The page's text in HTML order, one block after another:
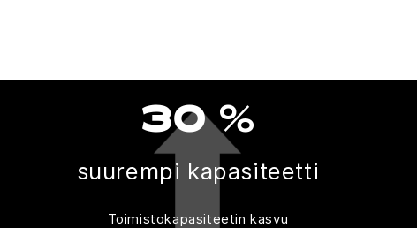
30 %
suurempi kapasiteetti
Toimistokapasiteetin kasvu